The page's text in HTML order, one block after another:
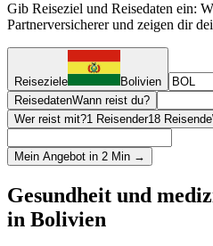
Gib Reiseziel und Reisedaten ein:
Partnerversicherer und zeigen dir
Reiseziele
Bolivien
ReisedatenWann reist du?
Wer reist mit?1 Reisender18 Reisende
Mein Angebot in 2 Min →
Gesundheit und
in Bolivien